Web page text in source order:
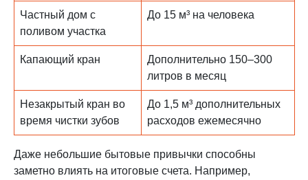
Частный дом с
поливом участка
До 15 м³ на человека
Капающий кран
Дополнительно 150–300
литров в месяц
Незакрытый кран во
время чистки зубов
До 1,5 м³ дополнительных
расходов ежемесячно
Даже небольшие бытовые привычки способны
заметно влиять на итоговые счета. Например,